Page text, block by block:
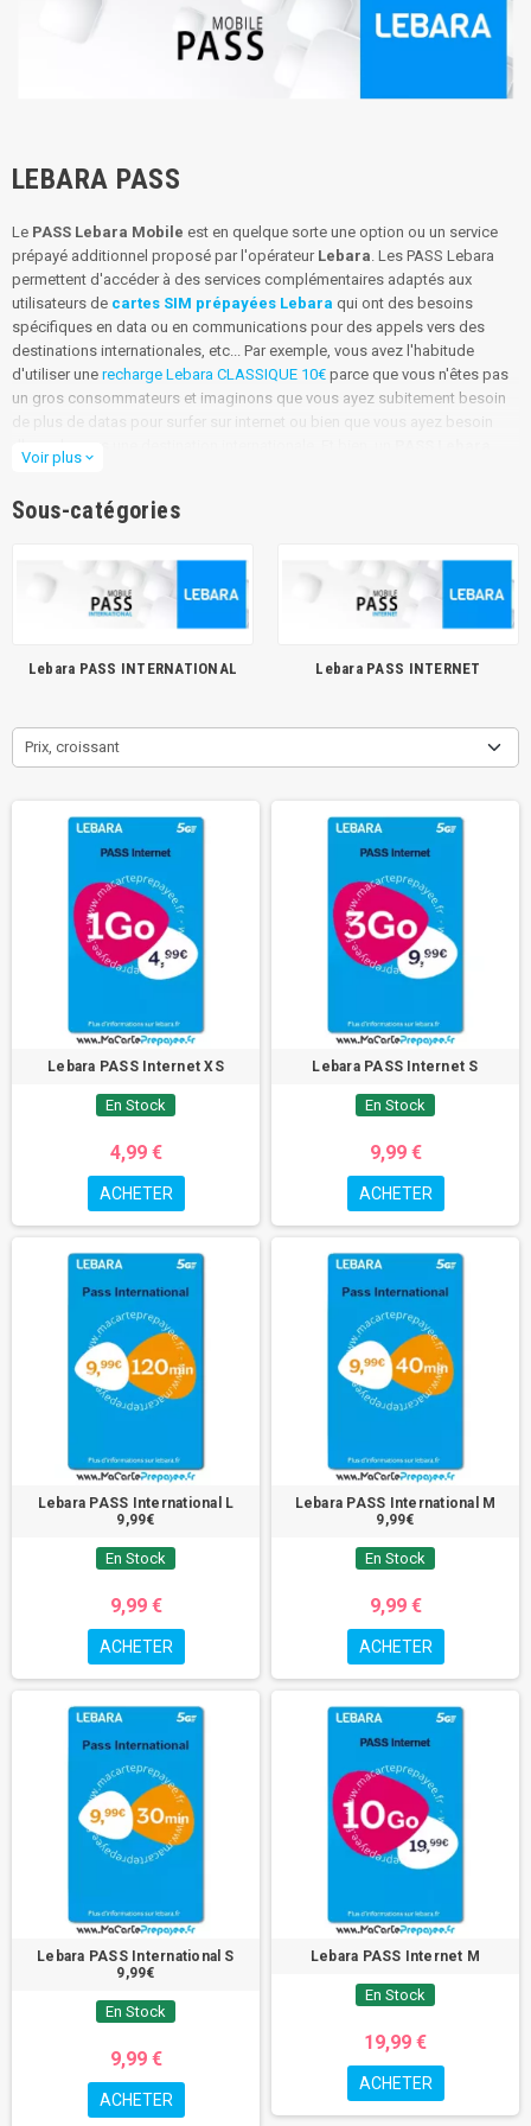
LEBARA PASS
Le PASS Lebara Mobile est en quelque sorte une option ou un service
prépayé additionnel proposé par l'opérateur Lebara . Les PASS Lebara
permettent d'accéder à des services complémentaires adaptés aux
utilisateurs de cartes SIM prépayées Lebara qui ont des besoins
spécifiques en data ou en communications pour des appels vers des
destinations internationales, etc... Par exemple, vous avez l'habitude
d'utiliser une recharge Lebara CLASSIQUE 10€ parce que vous n'êtes pas
un gros consommateurs et imaginons que vous ayez subitement besoin
de plus de datas pour surfer sur internet ou bien que vous ayez besoin
vous permettra tout en utilisant toute ou partie de votre crédit de
Lebara International.
Voir plus expand_more
Sous-catégories
Lebara PASS INTERNATIONAL Lebara PASS INTERNET
Prix, croissant
Lebara PASS Internet XS
En Stock
4,99 €
ACHETER
Lebara PASS Internet S
En Stock
9,99 €
ACHETER
Lebara PASS International L
9,99€
En Stock
9,99 €
ACHETER
Lebara PASS International M
9,99€
En Stock
9,99 €
ACHETER
Lebara PASS International S
9,99€
En Stock
9,99 €
ACHETER
Lebara PASS Internet M
En Stock
19,99 €
ACHETER